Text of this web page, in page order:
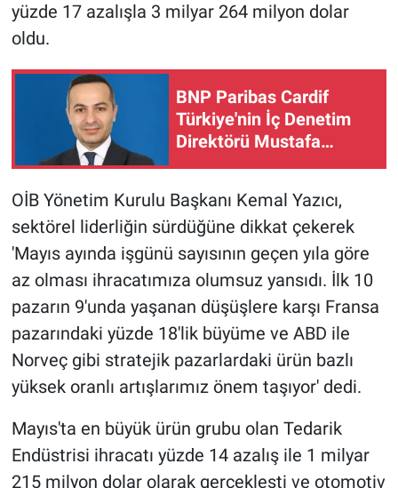
yüzde 17 azalışla 3 milyar 264 milyon dolar
oldu.
BNP Paribas Cardif
Türkiye'nin İç Denetim
Direktörü Mustafa
OİB Yönetim Kurulu Başkanı Kemal Yazıcı,
sektörel liderliğin sürdüğüne dikkat çekerek
'Mayıs ayında işgünü sayısının geçen yıla göre
az olması ihracatımıza olumsuz yansıdı. İlk 10
pazarın 9'unda yaşanan düşüşlere karşı Fransa
pazarındaki yüzde 18'lik büyüme ve ABD ile
Norveç gibi stratejik pazarlardaki ürün bazlı
yüksek oranlı artışlarımız önem taşıyor' dedi.
Mayıs'ta en büyük ürün grubu olan Tedarik
Endüstrisi ihracatı yüzde 14 azalış ile 1 milyar
215 milyon dolar olarak gerçekleşti ve otomotiv